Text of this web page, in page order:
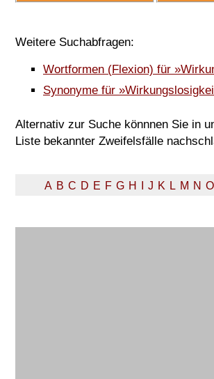
Weitere Suchabfragen:
Wortformen (Flexion) für
Synonyme für
Alternativ zur Suche könnnen Sie in
Liste bekannter Zweifelsfälle
A B C D E F G H J K L M N O